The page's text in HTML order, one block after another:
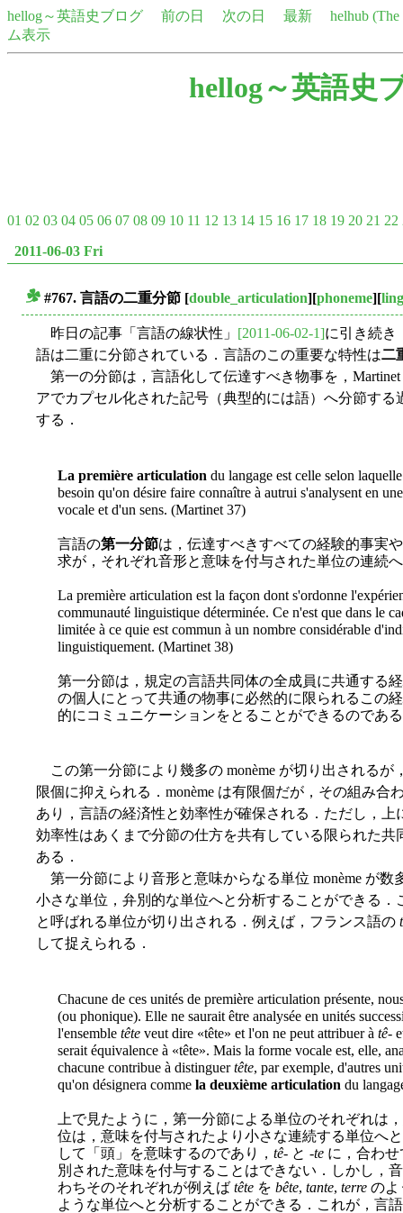
hellog～英語史ブログ 前の日 次の日 最新
helhub
ム表示
hellog～英語史
01 02 03 04 05 06 07 08 09 10 11 12 13 14 15 16 17 18 19 20 21 22
2011-06-03 Fri
#767. 言語の二重分節 [double_articulation][phoneme][
昨日の記事「言語の線状性」 [2011-06-02-1]に引き続き
語は二重に分節されている．言語のこの重要な特性は二
第一の分節は，言語化して伝達すべき物事を，
アでカプセル化された記号（典型的には語）へ分節する
する．
La première articulation du langage est celle selon
besoin qu'on désire faire connaître à autrui s'analysent en
vocale et d'un sens. (Martinet 37)
言語の第一分節は，伝達すべきすべての経験的事実
求が，それぞれ音形と意味を付与された単位の連続
La première articulation est la façon dont s'ordonne
communauté linguistique déterminée. Ce n'est que dans le
limitée à ce quie est commun à un nombre considérable
linguistiquement. (Martinet 38)
第一分節は，規定の言語共同体の全成員に共通する
の個人にとって共通の物事に必然的に限られるこの
的にコミュニケーションをとることができるのであ
この第一分節により幾多の monème が切り出される
限個に抑えられる．monème は有限個だが，その組み
あり，言語の経済性と効率性が確保される．ただし，
効率性はあくまで分節の仕方を共有している限られた
ある．
第一分節により音形と意味からなる単位 monème が
小さな単位，弁別的な単位へと分析することができる．
と呼ばれる単位が切り出される．例えば，フランス語の
して捉えられる．
Chacune de ces unités de première articulation présente,
(ou phonique). Elle ne saurait être analysée en unités
l'ensemble tête veut dire «tête» et l'on ne peut attribuer à tê-
serait équivalence à «tête». Mais la forme vocale est, elle,
chacune contribue à distinguertête, par exemple, d'autres
qu'on désignera comme la deuxième articulation du
上で見たように，第一分節による単位のそれぞれは
位は，意味を付与されたより小さな連続する単位へ
して「頭」を意味するのであり， tê- と -te に，合わ
別された意味を付与することはできない．しかし，
わちそのそれぞれが例えば tête を bête, tante, terre のよ
ような単位へと分析することができる．これが，言